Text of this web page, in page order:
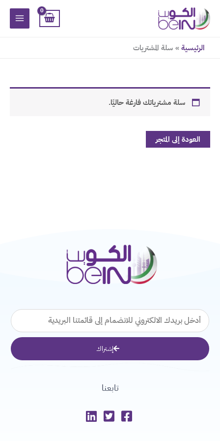
تخطي
المحتوى
الرئيسية
سلة المشتريات
سلة مشترياتك فارغة حاليًا.
العودة إلى المتجر
البريد
الإلكتروني
إشتراك
تابعنا